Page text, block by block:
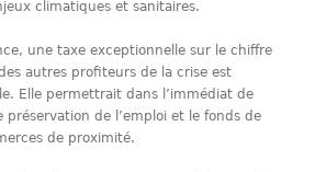
climatiques et sanitaires.
une taxe exceptionnelle sur le chiffre
autres profiteurs de la crise est
Elle permettrait dans l’immédiat de
préservation de l’emploi et le fonds de
de proximité.